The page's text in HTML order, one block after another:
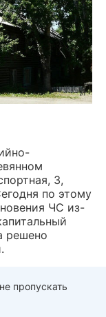
3,
по этому
ЧС из-
решено
пропускать